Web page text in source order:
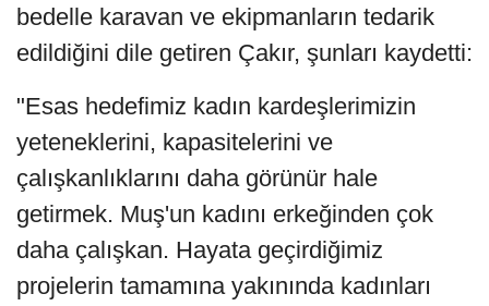
bedelle karavan ve ekipmanların tedarik
edildiğini dile getiren Çakır, şunları kaydetti:
"Esas hedefimiz kadın kardeşlerimizin
yeteneklerini, kapasitelerini ve
çalışkanlıklarını daha görünür hale
getirmek. Muş'un kadını erkeğinden çok
daha çalışkan. Hayata geçirdiğimiz
projelerin tamamına yakınında kadınları